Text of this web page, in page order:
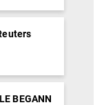
BEGANN